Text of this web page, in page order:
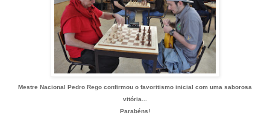
Mestre Nacional Pedro Rego confirmou o favoritismo inicial com uma saborosa
vitória...
Parabéns!